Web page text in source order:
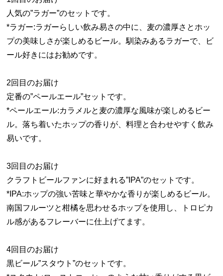
人気の”ラガー”のセットです。
*ラガー:ラガーらしい飲み易さの中に、麦の濃厚さとホッ
プの美味しさが楽しめるビール。馴染みあるラガーで、ビ
ール好きにはお勧めです。
2回目のお届け
定番の”ペールエール”セットです。
*ペールエール:カラメルと麦の濃厚な風味が楽しめるビー
ル。落ち着いたホップの香りが、料理と合わせやすく飲み
易いです。
3回目のお届け
クラフトビールファンに好まれる”IPA”のセットです。
*IPA:ホップの強い苦味と華やかな香りが楽しめるビール。
南国フルーツと柑橘を思わせるホップを使用し、トロピカ
ル感があるフレーバーに仕上げてます。
4回目のお届け
黒ビール”スタウト”のセットです。